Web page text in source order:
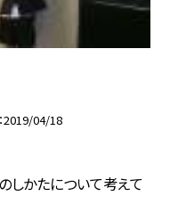
2019/04/18
しかたについて考えて